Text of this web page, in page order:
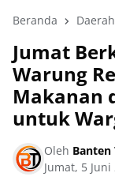
Beranda Daerah
Jumat
Warung
Makanan
untuk
Oleh Banten
Jumat, 5